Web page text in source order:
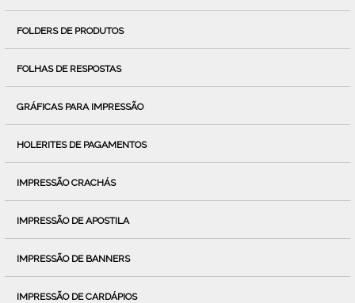
FOLDERS DE PRODUTOS
FOLHAS DE RESPOSTAS
GRÁFICAS PARA IMPRESSÃO
HOLERITES DE PAGAMENTOS
IMPRESSÃO CRACHÁS
IMPRESSÃO DE APOSTILA
IMPRESSÃO DE BANNERS
IMPRESSÃO DE CARDÁPIOS